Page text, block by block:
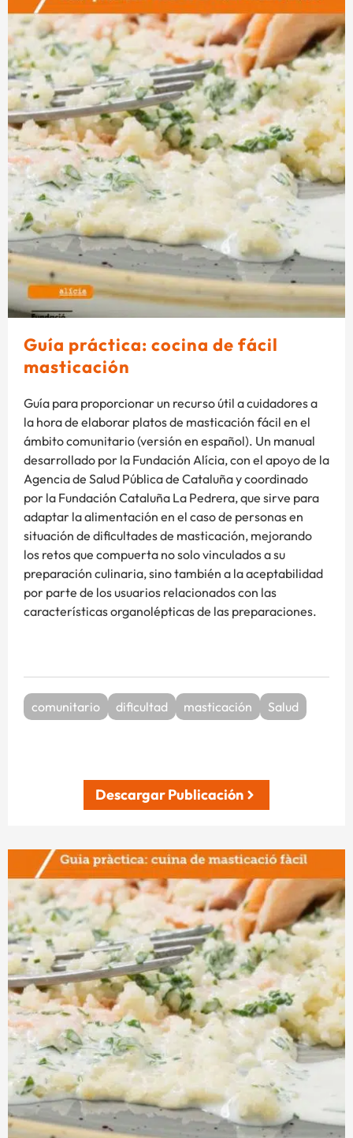
Guía práctica: cocina de fácil
masticación
Guía para proporcionar un recurso útil a cuidadores a
la hora de elaborar platos de masticación fácil en el
ámbito comunitario (versión en español). Un manual
desarrollado por la Fundación Alícia, con el apoyo de la
Agencia de Salud Pública de Cataluña y coordinado
por la Fundación Cataluña La Pedrera, que sirve para
adaptar la alimentación en el caso de personas en
situación de dificultades de masticación, mejorando
los retos que compuerta no solo vinculados a su
preparación culinaria, sino también a la aceptabilidad
por parte de los usuarios relacionados con las
características organolépticas de las preparaciones.
comunitario dificultad masticación Salud
Descargar Publicación